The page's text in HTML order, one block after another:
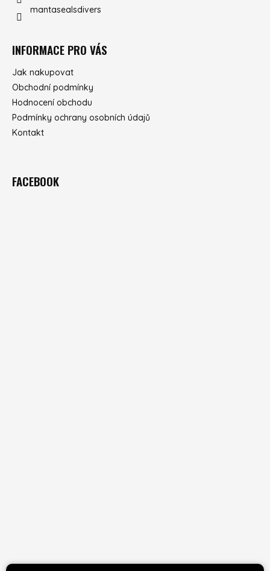
mantasealsdivers
INFORMACE PRO VÁS
Jak nakupovat
Obchodní podmínky
Hodnocení obchodu
Podmínky ochrany osobních údajů
Kontakt
FACEBOOK